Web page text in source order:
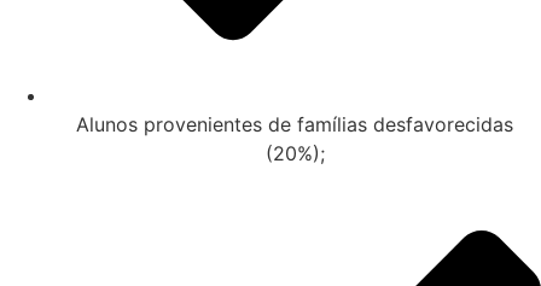
Alunos provenientes de famílias desfavorecidas
(20%);